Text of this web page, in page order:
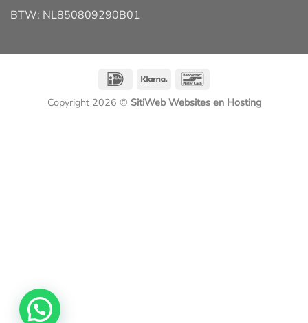
BTW: NL850809290B01
IDeal Klarna
Copyright 2026 © SitiWeb Websites en Hosting